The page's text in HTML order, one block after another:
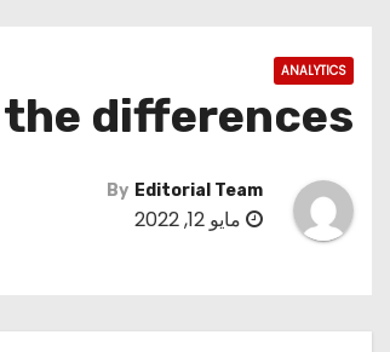
ANALYTICS
differences?
By Editorial Team
مايو 12, 2022